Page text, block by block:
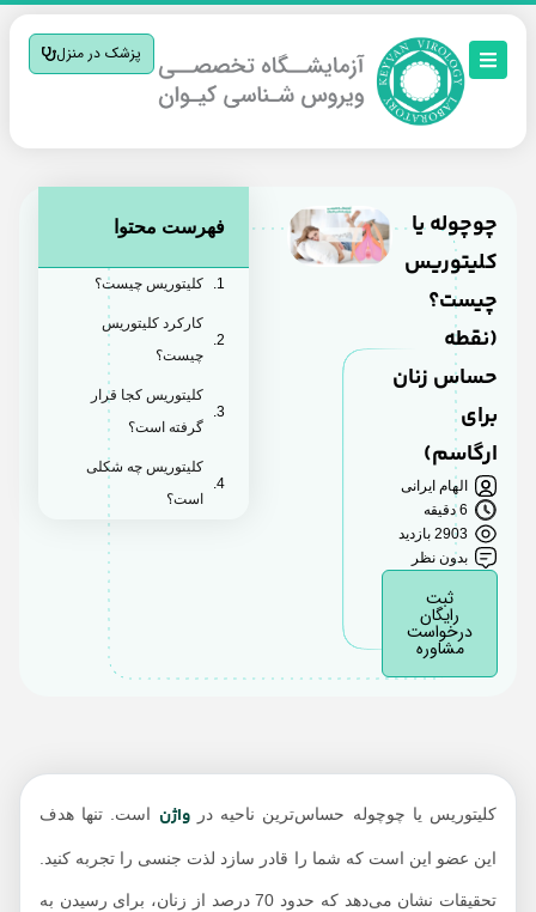
پزشک در منزل
چوچوله یا
کلیتوریس
چیست؟
(نقطه
حساس زنان
ارگاسم)
الهام ایرانی
6 دقیقه
2903 بازدید
بدون نظر
رایگان
درخواست
مشاوره
فهرست محتوا
کلیتوریس چیست؟
کارکرد کلیتوریس
چیست؟
کلیتوریس کجا قرار
گرفته است؟
کلیتوریس چه شکلی
کلیتوریس از چه ساخته
تحریک جنسی را با
کلیتوریس یا چوچوله حساس‌ترین ناحیه درواژن است. تنها هدف
این عضو این است که شما را قادر سازد لذت جنسی را تجربه کنید.
تحقیقات نشان می‌دهد که حدود 70 درصد از زنان، برای رسیدن به